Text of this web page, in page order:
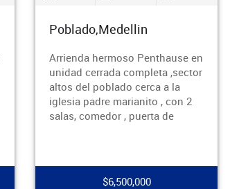
Poblado,Medellin
Arrienda apartamento en unidad
cerrada completa ,poblado en
sector manila, con sala
comedor, cocina integral ,3
alcobas, 3 closets, 2 baños,
$3,200,000